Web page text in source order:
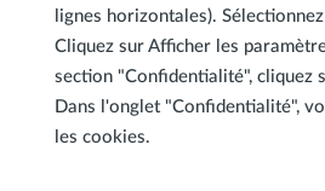
lignes horizontales).
Cliquez sur Afficher les
section "Confidentialité", cliquez
Dans l'onglet "Confidentialité",
les cookies.